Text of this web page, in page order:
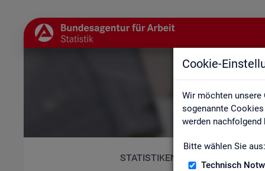
Cookie-
Wir möchten unsere
sogenannte
werden
Bitte wählen Sie aus:
Technisch
STATISTIKEN